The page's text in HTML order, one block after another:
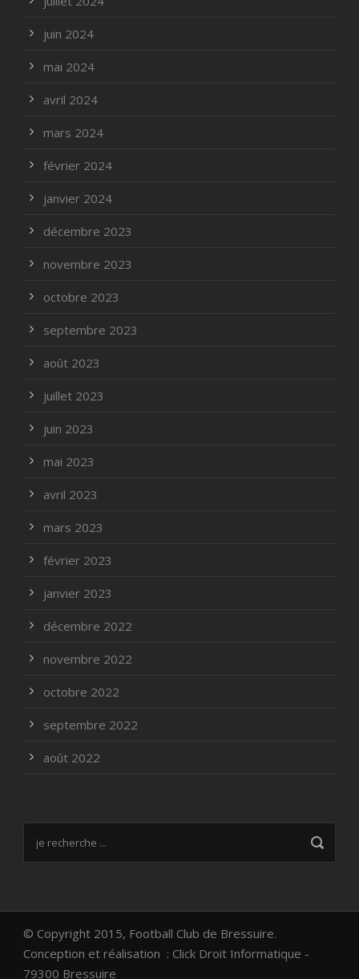
juin 2024
mai 2024
avril 2024
mars 2024
février 2024
janvier 2024
décembre 2023
novembre 2023
octobre 2023
septembre 2023
août 2023
juillet 2023
juin 2023
mai 2023
avril 2023
mars 2023
février 2023
janvier 2023
décembre 2022
novembre 2022
octobre 2022
septembre 2022
août 2022
© Copyright 2015, Football Club de Bressuire.
Conception et réalisation : Click Droit Informatique -
79300 Bressuire